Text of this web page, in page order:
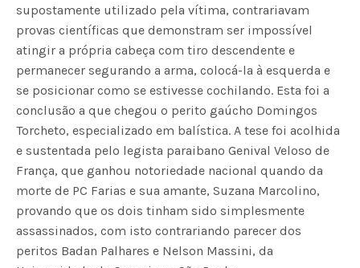
supostamente utilizado pela vítima, contrariavam
provas científicas que demonstram ser impossível
atingir a própria cabeça com tiro descendente e
permanecer segurando a arma, colocá-la à esquerda e
se posicionar como se estivesse cochilando. Esta foi a
conclusão a que chegou o perito gaúcho Domingos
Torcheto, especializado em balística. A tese foi acolhida
e sustentada pelo legista paraibano Genival Veloso de
França, que ganhou notoriedade nacional quando da
morte de PC Farias e sua amante, Suzana Marcolino,
provando que os dois tinham sido simplesmente
assassinados, com isto contrariando parecer dos
peritos Badan Palhares e Nelson Massini, da